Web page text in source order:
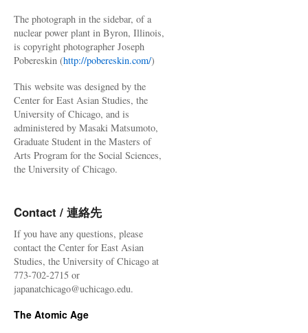
The photograph in the sidebar, of a
nuclear power plant in Byron, Illinois,
is copyright photographer Joseph
Pobereskin (http://pobereskin.com/)
This website was designed by the
Center for East Asian Studies, the
University of Chicago, and is
administered by Masaki Matsumoto,
Graduate Student in the Masters of
Arts Program for the Social Sciences,
the University of Chicago.
Contact / 連絡先
If you have any questions, please
contact the Center for East Asian
Studies, the University of Chicago at
773-702-2715 or
japanatchicago@uchicago.edu.
The Atomic Age